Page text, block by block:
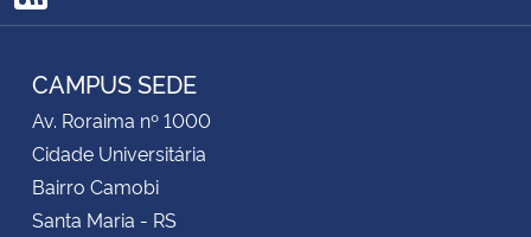
RSS
CAMPUS SEDE
Av. Roraima nº 1000
Cidade Universitária
Bairro Camobi
Santa Maria - RS